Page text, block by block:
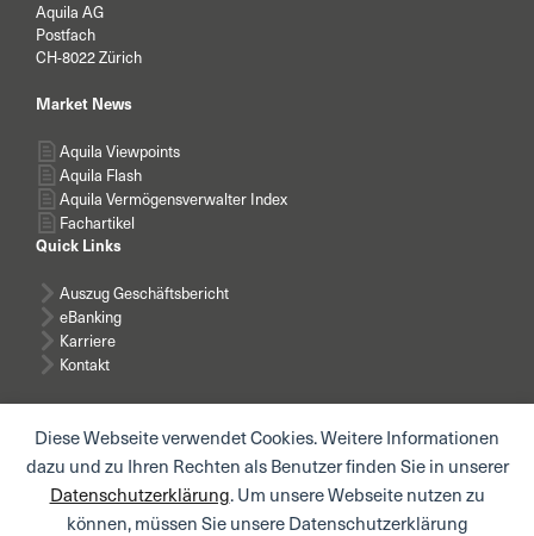
Diese Webseite verwendet Cookies. Weitere Informationen
dazu und zu Ihren Rechten als Benutzer finden Sie in unserer
Datenschutzerklärung. Um unsere Webseite nutzen zu
können, müssen Sie unsere Datenschutzerklärung
Aquila AG
Postfach
CH-8022 Zürich
Market News
Aquila Viewpoints
Aquila Flash
Aquila Vermögensverwalter Index
Fachartikel
Quick Links
Auszug Geschäftsbericht
eBanking
Karriere
Kontakt
News abonnieren